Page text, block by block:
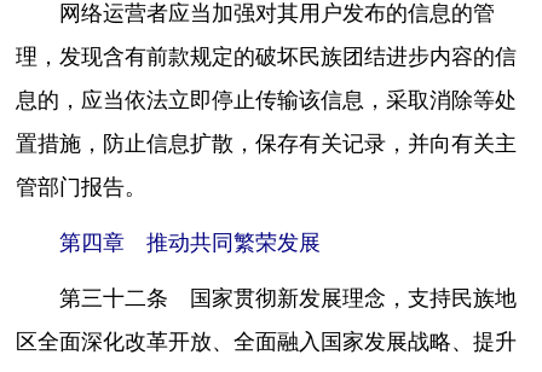
网络运营者应当加强对其用户发布的信息的管
理，发现含有前款规定的破坏民族团结进步内容的信
息的，应当依法立即停止传输该信息，采取消除等处
置措施，防止信息扩散，保存有关记录，并向有关主
管部门报告。
第四章 推动共同繁荣发展
第三十二条 国家贯彻新发展理念，支持民族地
区全面深化改革开放、全面融入国家发展战略、提升